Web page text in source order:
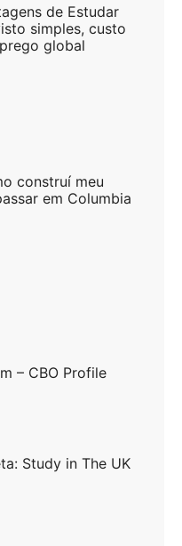
de Estudar
simples, custo
global
construí meu
em Columbia
– CBO Profile
Study in The UK